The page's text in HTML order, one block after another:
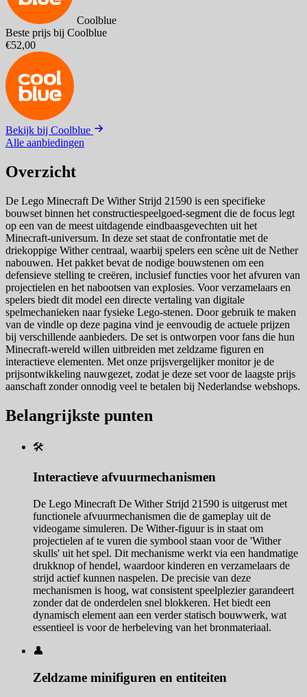
Coolblue
Beste prijs bij Coolblue
€52,00
Bekijk bij Coolblue
Alle aanbiedingen
Overzicht
De Lego Minecraft De Wither Strijd 21590 is een specifieke
bouwset binnen het constructiespeelgoed-segment die de focus legt
op een van de meest uitdagende eindbaasgevechten uit het
Minecraft-universum. In deze set staat de confrontatie met de
driekoppige Wither centraal, waarbij spelers een scène uit de Nether
nabouwen. Het pakket bevat de nodige bouwstenen om een
defensieve stelling te creëren, inclusief functies voor het afvuren van
projectielen en het nabootsen van explosies. Voor verzamelaars en
spelers biedt dit model een directe vertaling van digitale
spelmechanieken naar fysieke Lego-stenen. Door gebruik te maken
van de vindle op deze pagina vind je eenvoudig de actuele prijzen
bij verschillende aanbieders. De set is ontworpen voor fans die hun
Minecraft-wereld willen uitbreiden met zeldzame figuren en
interactieve elementen. Met onze prijsvergelijker monitor je de
prijsontwikkeling nauwgezet, zodat je deze set voor de laagste prijs
aanschaft zonder onnodig veel te betalen bij Nederlandse webshops.
Belangrijkste punten
🛠️
Interactieve afvuurmechanismen
De Lego Minecraft De Wither Strijd 21590 is uitgerust met
functionele afvuurmechanismen die de gameplay uit de
videogame simuleren. De Wither-figuur is in staat om
projectielen af te vuren die symbool staan voor de 'Wither
skulls' uit het spel. Dit mechanisme werkt via een handmatige
drukknop of hendel, waardoor kinderen en verzamelaars de
strijd actief kunnen naspelen. De precisie van deze
mechanismen is hoog, wat consistent speelplezier garandeert
zonder dat de onderdelen snel blokkeren. Het biedt een
dynamisch element aan een verder statisch bouwwerk, wat
essentieel is voor de herbeleving van het bronmateriaal.
👤
Zeldzame minifiguren en entiteiten